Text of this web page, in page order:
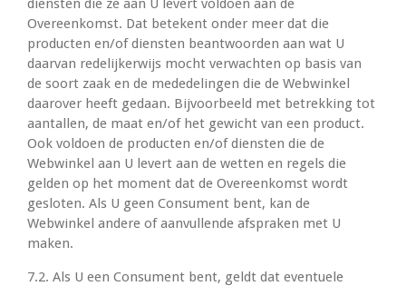
Overeenkomst. Dat betekent onder meer dat die
producten en/of diensten beantwoorden aan wat U
daarvan redelijkerwijs mocht verwachten op basis van
de soort zaak en de mededelingen die de Webwinkel
daarover heeft gedaan. Bijvoorbeeld met betrekking tot
aantallen, de maat en/of het gewicht van een product.
Ook voldoen de producten en/of diensten die de
Webwinkel aan U levert aan de wetten en regels die
gelden op het moment dat de Overeenkomst wordt
gesloten. Als U geen Consument bent, kan de
Webwinkel andere of aanvullende afspraken met U
maken.
7.2. Als U een Consument bent, geldt dat eventuele